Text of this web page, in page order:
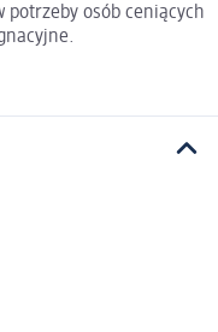
potrzeby osób ceniących